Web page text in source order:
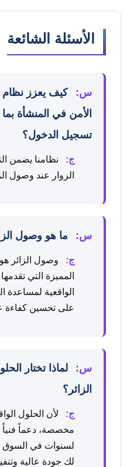
الأسئلة الشائعة
س:
كيف يعزز نظام
الأمن في المنشأة
تسجيل الدخول؟
ج:
نظامنا يضمن
الزوار عند وصول
س: ما هو وصول
ج:
وصول الزائر هو
المميزة التي
الواقعية
على تحسين كفاءة
س:
لماذا تختار
الزائر؟
ج:
لأن الحلول
مخصصة، دعماً فنياً
لسنوات في السوق
لك جودة عالية